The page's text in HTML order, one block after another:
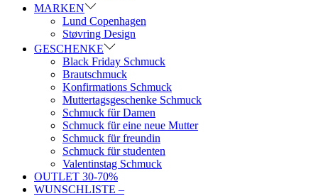
MARKEN
Lund Copenhagen
Støvring Design
GESCHENKE
Black Friday Schmuck
Brautschmuck
Konfirmations Schmuck
Muttertagsgeschenke Schmuck
Schmuck für Damen
Schmuck für eine neue Mutter
Schmuck für freundin
Schmuck für studenten
Valentinstag Schmuck
OUTLET 30-70%
WUNSCHLISTE –